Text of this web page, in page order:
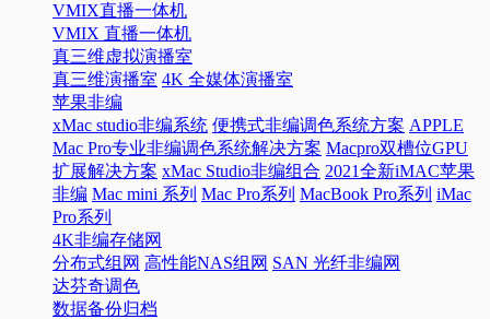
VMIX直播一体机
VMIX 直播一体机
真三维虚拟演播室
真三维演播室 4K 全媒体演播室
苹果非编
xMac studio非编系统 便携式非编调色系统方案 APPLE
Mac Pro专业非编调色系统解决方案 Macpro双槽位GPU
扩展解决方案 xMac Studio非编组合 2021全新iMAC苹果
非编 Mac mini 系列 Mac Pro系列 MacBook Pro系列 iMac
Pro系列
4K非编存储网
分布式组网 高性能NAS组网 SAN 光纤非编网
达芬奇调色
数据备份归档